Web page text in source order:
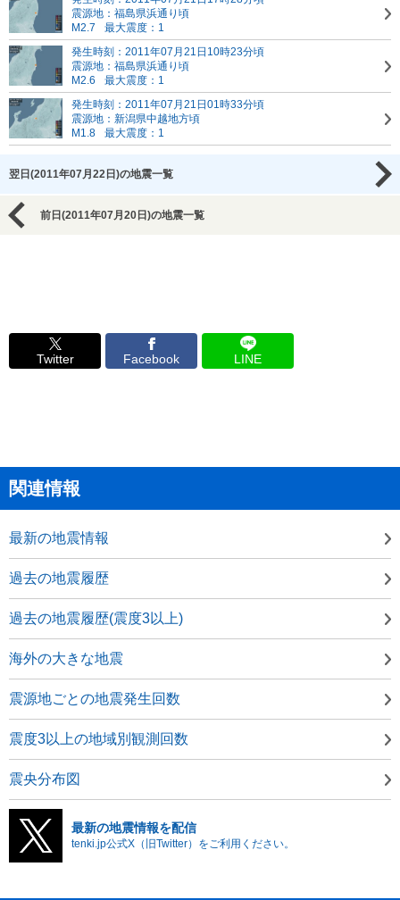
震源地：福島県浜通り頃
M2.7
最大震度：1
発生時刻：2011年07月21日10時23分頃
震源地：福島県浜通り頃
M2.6
最大震度：1
発生時刻：2011年07月21日01時33分頃
震源地：新潟県中越地方頃
M1.8
最大震度：1
翌日(2011年07月22日)の地震一覧
前日(2011年07月20日)の地震一覧
Twitter Facebook LINE
関連情報
最新の地震情報
過去の地震履歴
過去の地震履歴(震度3以上)
海外の大きな地震
震源地ごとの地震発生回数
震度3以上の地域別観測回数
震央分布図
最新の地震情報を配信
tenki.jp公式X（旧Twitter）をご利用ください。